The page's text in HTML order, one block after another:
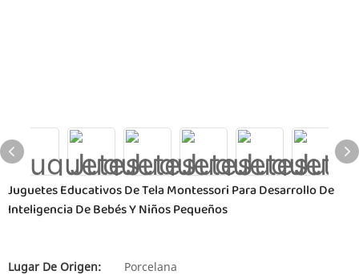
Juguetes Educativos De Tela Montessori Para Desarrollo De
Inteligencia De Bebés Y Niños Pequeños
Lugar De Origen:
Porcelana